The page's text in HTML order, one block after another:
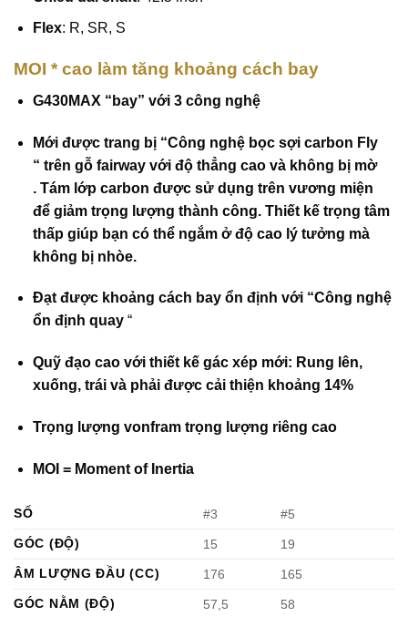
Flex: R, SR, S
MOI *cao làm tăng khoảng cách bay
G430MAX “bay” với 3 công nghệ
Mới được trang bị “Công nghệ bọc sợi carbon Fly
“ trên gỗ fairway với độ thẳng cao và không bị mờ
. Tám lớp carbon được sử dụng trên vương miện
để giảm trọng lượng thành công. Thiết kế trọng tâm
thấp giúp bạn có thể ngắm ở độ cao lý tưởng mà
không bị nhòe.
Đạt được khoảng cách bay ổn định với “Công nghệ
ổn định quay“
Quỹ đạo cao với thiết kế gác xép mới: Rung lên,
xuống, trái và phải được cải thiện khoảng 14%
Trọng lượng vonfram trọng lượng riêng cao
MOI = Moment of Inertia
SỐ #3
#5
GÓC (ĐỘ)
15
19
ÂM LƯỢNG ĐẦU (CC)
176
165
GÓC NẰM (ĐỘ)
57,5
58